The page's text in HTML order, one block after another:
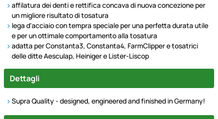
affilatura dei denti e rettifica concava di nuova concezione per
un migliore risultato di tosatura
lega d'acciaio con tempra speciale per una perfetta durata utile
e per un ottimale comportamento alla tosatura
adatta per Constanta3, Constanta4, FarmClipper e tosatrici
delle ditte Aesculap, Heiniger e Lister-Liscop
Dettagli
Supra Quality - designed, engineered and finished in Germany!